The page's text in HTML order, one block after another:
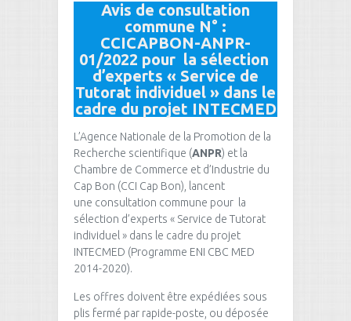
Avis de consultation
commune N° :
CCICAPBON-ANPR-
01/2022 pour la sélection
d’experts « Service de
Tutorat individuel » dans le
cadre du projet INTECMED
L’Agence Nationale de la Promotion de la
Recherche scientifique (ANPR) et la
Chambre de Commerce et d’Industrie du
Cap Bon (CCI Cap Bon), lancent
une consultation commune pour la
sélection d’experts « Service de Tutorat
individuel » dans le cadre du projet
INTECMED (Programme ENI CBC MED
2014-2020).
Les offres doivent être expédiées sous
plis fermé par rapide-poste, ou déposée